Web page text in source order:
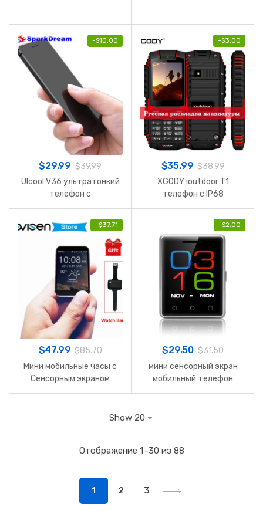
-$10.00
$29.99 $39.99
Ulcool V36 ультратонкий
телефон с
металлическим корпусом
-$3.00
$35.99 $38.99
XGODY ioutdoor T1
телефон c IP68
противоударный
-$37.71
$47.99 $85.70
Мини мобильные часы с
Сенсорным экраном
-$2.00
$29.50 $31.50
мини сенсорный экран
мобильный телефон
Отображение 1–30 из 88
1 2 3